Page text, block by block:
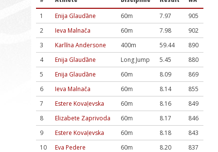
1 Enija Glaudāne 60m 7.97
905
2
Ieva Malnača 60m 7.98
902
3
Karlīna Andersone 400m 59.44
890
4
Enija Glaudāne Long Jump 5.45
880
5
Enija Glaudāne 60m 8.09
869
6
Ieva Malnača 60m 8.14
855
7
Estere Kovaļevska 60m 8.16
849
8
Elizabete Zaprivoda 60m 8.17
846
9
Estere Kovaļevska 60m 8.18
843
10
Eva Pedere 60m 8.20 837